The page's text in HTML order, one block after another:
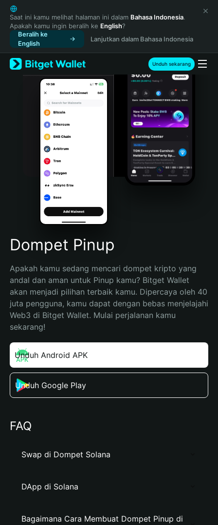
English
日本語
Tiếng Việt
Русский
Español (Latinoamérica)
Türkçe
Italiano
Português (Portugal)
Bahasa Indonesia
Português (Brasil)
Español (Argentina)
Saat ini kamu melihat halaman ini dalam Bahasa Indonesia.
Apakah kamu ingin beralih ke English?
Beralih ke
English
Lanjutkan dalam Bahasa Indonesia
Unduh sekarang
Dompet Pinup
Apakah kamu sedang mencari dompet kripto yang
andal dan aman untuk Pinup kamu? Bitget Wallet
akan menjadi pilihan terbaik kamu. Dipercaya oleh 40
juta pengguna, kamu dapat dengan bebas menjelajahi
Web3 di Bitget Wallet. Mulai perjalanan kamu
sekarang!
Unduh Android APK
Unduh Google Play
FAQ
Swap di Dompet Solana
DApp di Solana
Bagaimana Cara Membuat Dompet Pinup di